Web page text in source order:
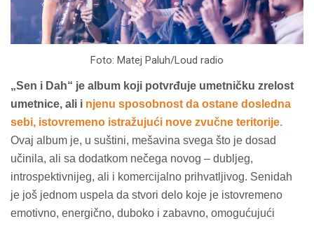
Foto: Matej Paluh/Loud radio
„Sen i Dah“ je album koji potvrđuje umetničku zrelost
umetnice, ali i njenu sposobnost da ostane dosledna
sebi, istovremeno istražujući nove zvučne teritorije.
Ovaj album je, u suštini, mešavina svega što je dosad
učinila, ali sa dodatkom nečega novog – dubljeg,
introspektivnijeg, ali i komercijalno prihvatljivog. Senidah
je još jednom uspela da stvori delo koje je istovremeno
emotivno, energično, duboko i zabavno, omogućujući